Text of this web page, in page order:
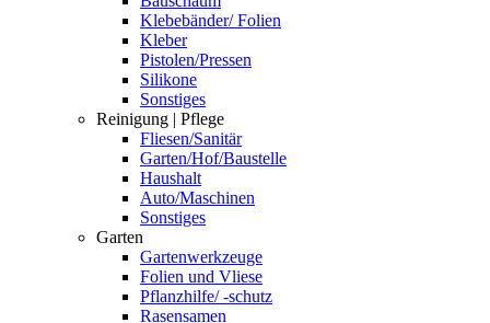
Klebebänder/ Folien
Kleber
Pistolen/Pressen
Silikone
Sonstiges
Reinigung | Pflege
Fliesen/Sanitär
Garten/Hof/Baustelle
Haushalt
Auto/Maschinen
Sonstiges
Garten
Gartenwerkzeuge
Folien und Vliese
Pflanzhilfe/ -schutz
Rasensamen